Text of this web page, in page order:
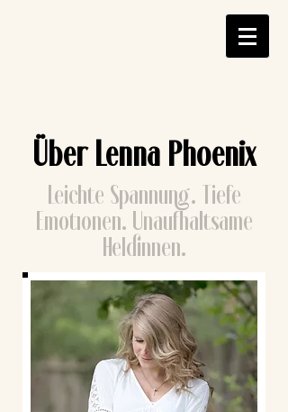
Über Lenna Phoenix
Leichte Spannung. Tiefe
Emotionen. Unaufhaltsame
Heldinnen.